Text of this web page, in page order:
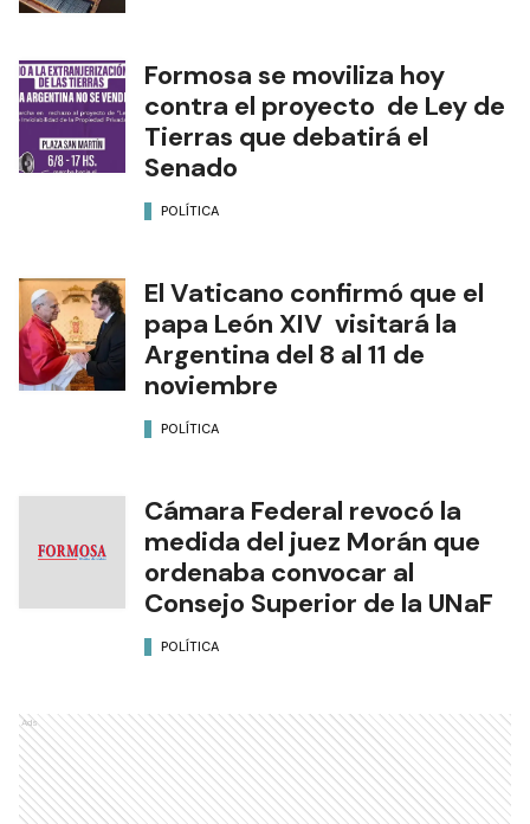
Formosa se moviliza hoy
contra el proyecto de Ley de
Tierras que debatirá el
Senado
POLÍTICA
El Vaticano confirmó que el
papa León XIV visitará la
Argentina del 8 al 11 de
noviembre
POLÍTICA
Cámara Federal revocó la
medida del juez Morán que
ordenaba convocar al
Consejo Superior de la UNaF
POLÍTICA
Ads